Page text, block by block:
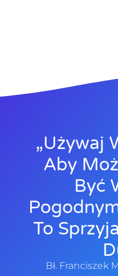
„Używaj
Aby
Być
To
Bł. Franciszek